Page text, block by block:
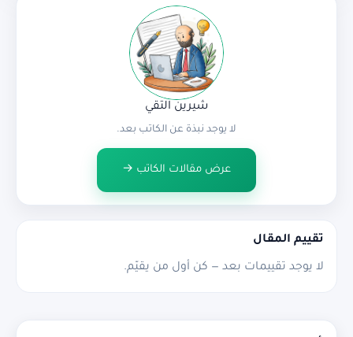
شيرين التقي
لا يوجد نبذة عن الكاتب بعد.
عرض مقالات الكاتب →
تقييم المقال
لا يوجد تقييمات بعد — كن أول من يقيّم.